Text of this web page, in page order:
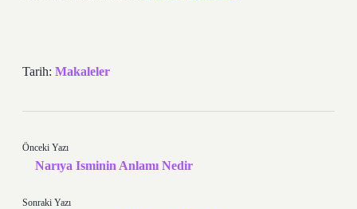
Tarih: Makaleler
Önceki Yazı
Narıya Isminin Anlamı Nedir
Sonraki Yazı